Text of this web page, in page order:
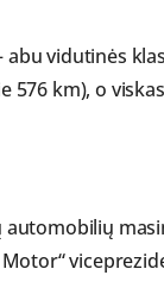
abu vidutinės
576 km), o